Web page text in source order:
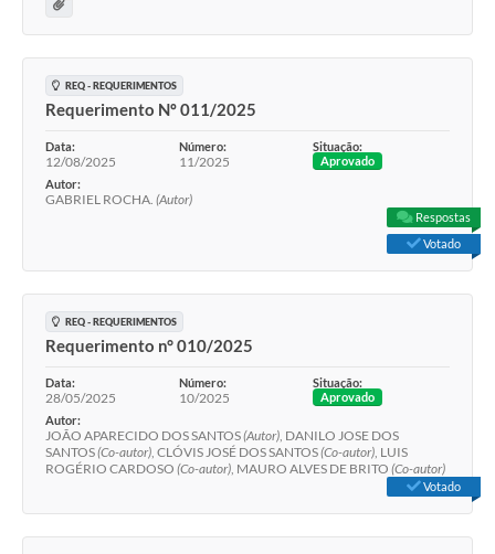
REQ - REQUERIMENTOS
Requerimento Nº 011/2025
Data:
12/08/2025
Número:
11/2025
Situação:
Aprovado
Autor:
GABRIEL ROCHA. (Autor)
Respostas
Votado
REQ - REQUERIMENTOS
Requerimento n° 010/2025
Data:
28/05/2025
Número:
10/2025
Situação:
Aprovado
Autor:
JOÃO APARECIDO DOS SANTOS(Autor), DANILO JOSE DOS
SANTOS(Co-autor), CLÓVIS JOSÉ DOS SANTOS(Co-autor), LUIS
ROGÉRIO CARDOSO (Co-autor), MAURO ALVES DE BRITO (Co-autor)
Votado